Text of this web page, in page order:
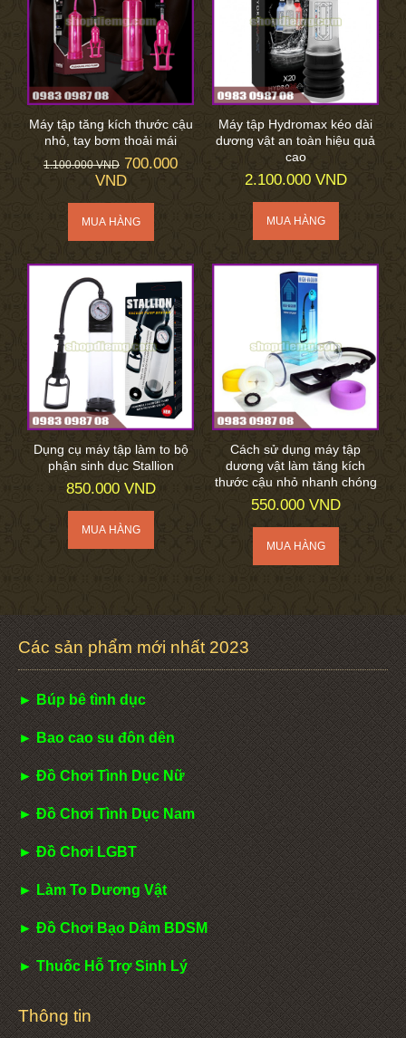
Máy tập tăng kích thước cậu
nhỏ, tay bơm thoải mái
1.100.000 VND 700.000
VND
Máy tập Hydromax kéo dài
dương vật an toàn hiệu quả
cao
2.100.000 VND
Dụng cụ máy tập làm to bộ
phận sinh dục Stallion
850.000 VND
Cách sử dụng máy tập
dương vật làm tăng kích
thước cậu nhỏ nhanh chóng
550.000 VND
Các sản phẩm mới nhất 2023
► Búp bê tình dục
► Bao cao su đôn dên
► Đồ Chơi Tình Dục Nữ
► Đồ Chơi Tình Dục Nam
► Đồ Chơi LGBT
► Làm To Dương Vật
► Đồ Chơi Bạo Dâm BDSM
► Thuốc Hỗ Trợ Sinh Lý
Thông tin